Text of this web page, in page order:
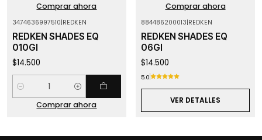
Comprar ahora
Comprar ahora
3474636997510|REDKEN
REDKEN SHADES EQ
010GI
$14.500
Cantidad
Comprar ahora
884486200013|REDKEN
REDKEN SHADES EQ
06GI
$14.500
5.0
VER DETALLES